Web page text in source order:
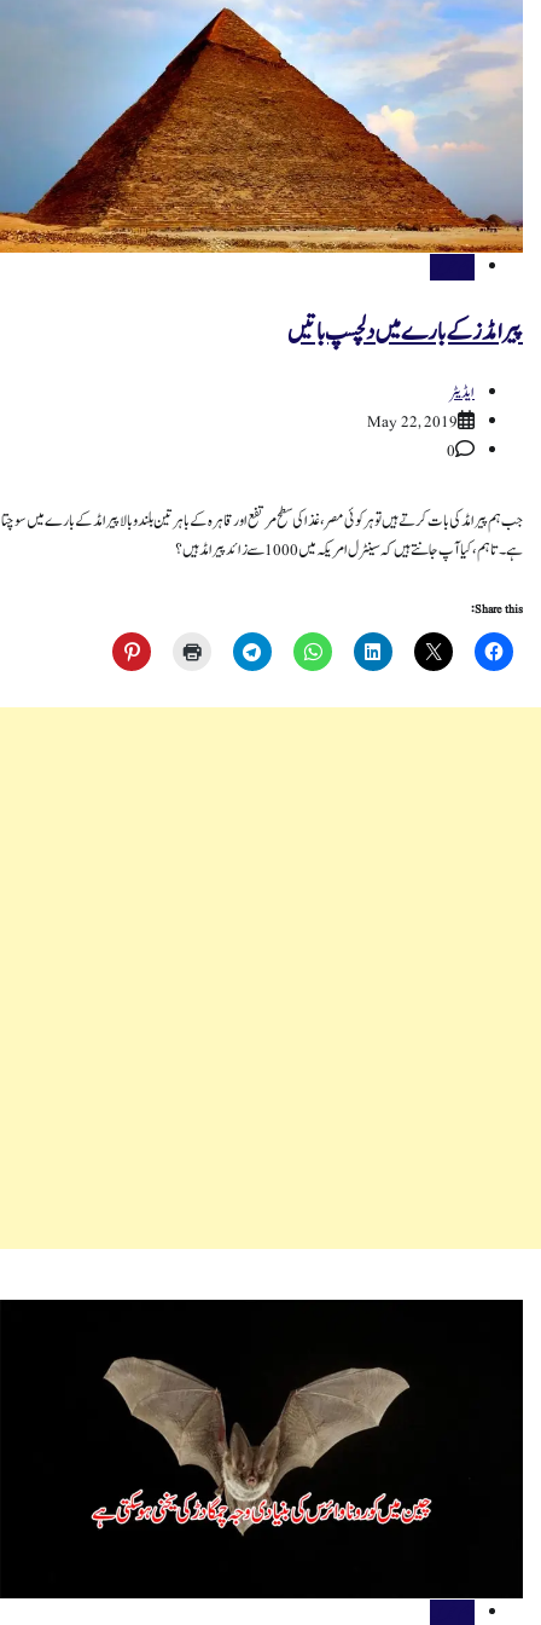
پیرامڈز کے بارے میں دلچسپ باتیں
ایڈیٹر
May 22, 2019
0
جب ہم پیرامڈ کی بات کرتے ہیں تو ہر کوئی مصر، غذا کی سطح مرتفع اور قاہرہ کے باہر تین بلندو بالا پیرامڈ کے بارے میں سوچتا
ہے۔تاہم، کیا آپ جانتے ہیں کہ سینٹرل امریکہ میں 1000 سے زائد پیرامڈ ہیں؟
Share this: